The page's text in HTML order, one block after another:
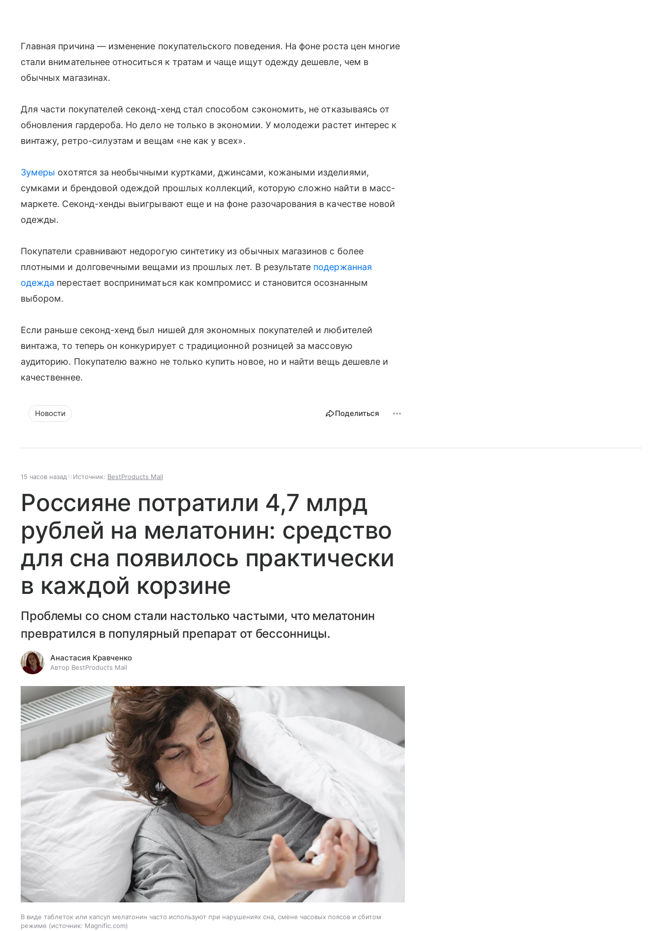
Главная причина — изменение покупательского поведения. На фоне роста цен многие
стали внимательнее относиться к тратам и чаще ищут одежду дешевле, чем в
обычных магазинах.
Для части покупателей секонд-хенд стал способом сэкономить, не отказываясь от
обновления гардероба. Но дело не только в экономии. У молодежи растет интерес к
винтажу, ретро-силуэтам и вещам «не как у всех».
Зумеры охотятся за необычными куртками, джинсами, кожаными изделиями,
сумками и брендовой одеждой прошлых коллекций, которую сложно найти в масс-
маркете. Секонд-хенды выигрывают еще и на фоне разочарования в качестве новой
одежды.
Покупатели сравнивают недорогую синтетику из обычных магазинов с более
плотными и долговечными вещами из прошлых лет. В результате подержанная
одежда перестает восприниматься как компромисс и становится осознанным
выбором.
Если раньше секонд-хенд был нишей для экономных покупателей и любителей
винтажа, то теперь он конкурирует с традиционной розницей за массовую
аудиторию. Покупателю важно не только купить новое, но и найти вещь дешевле и
качественнее.
Новости Поделиться
15 часов назад Источник: BestProducts Mail
Россияне потратили 4,7 млрд
рублей на мелатонин: средство
для сна появилось практически
в каждой корзине
Проблемы со сном стали настолько частыми, что мелатонин
превратился в популярный препарат от бессонницы.
Анастасия Кравченко
Автор BestProducts Mail
В виде таблеток или капсул мелатонин часто используют при нарушениях сна, смене часовых поясов и сбитом
режиме
источник: Magnific.com